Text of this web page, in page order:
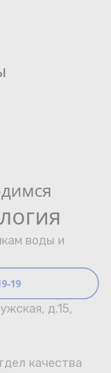
воды и
19
д.15,
качества